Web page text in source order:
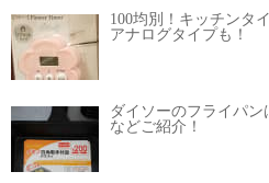
100均別！キッチンタ
アナログタイプも！
ダイソーのフライパ
などご紹介！